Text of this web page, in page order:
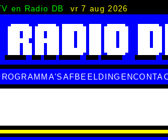
en Radio DB vr 7 aug 2026
AFBEELDINGEN